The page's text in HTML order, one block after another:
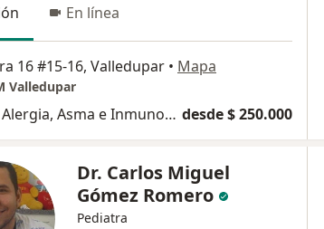
En línea
16 #15-16, Valledupar • Mapa
Valledupar
Visita Alergia, Asma e Inmunología desde $ 250.000
Dr. Carlos Miguel
Gómez Romero
Pediatra